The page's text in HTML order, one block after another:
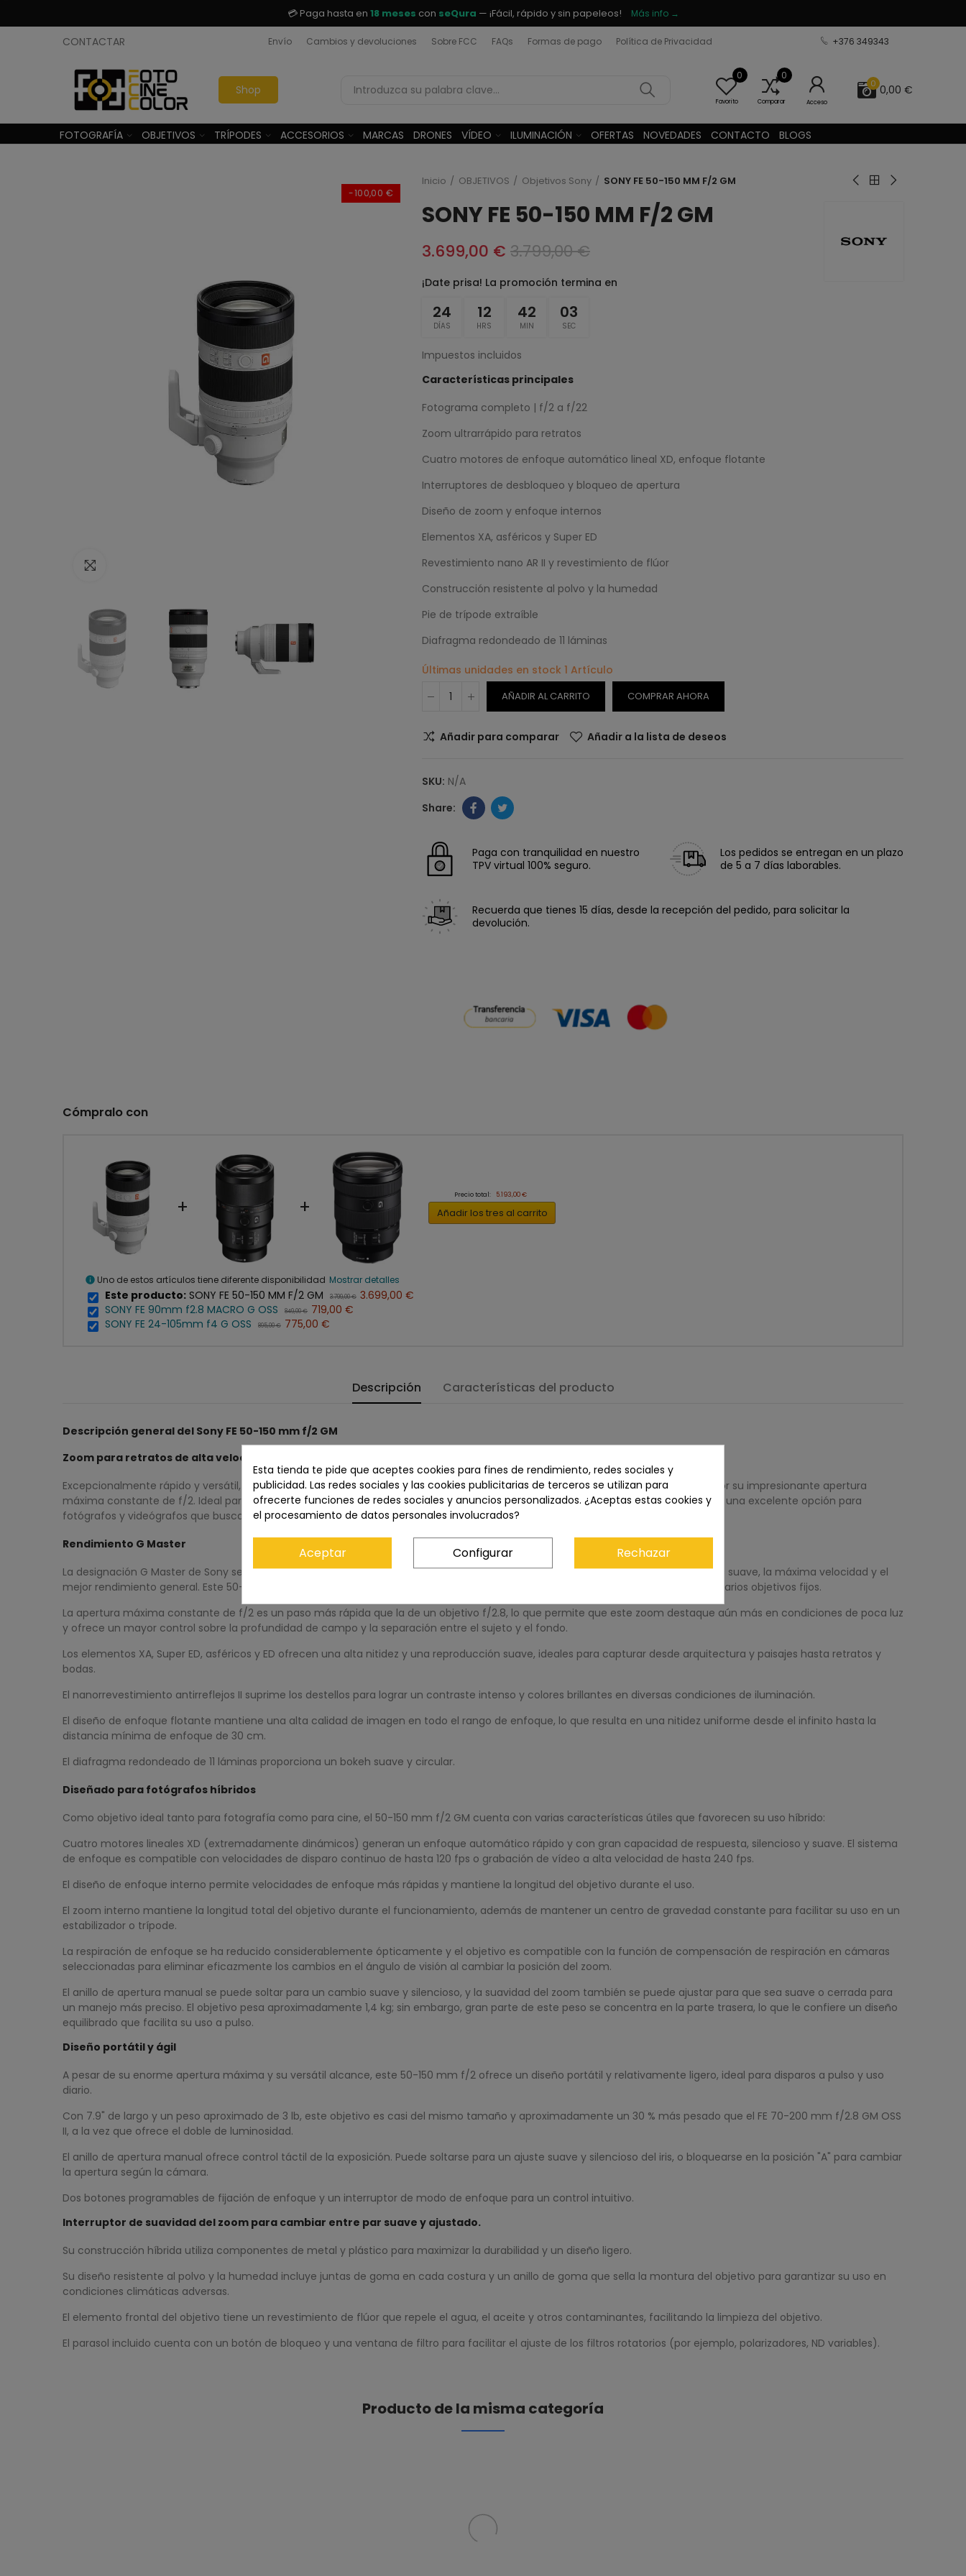
💳 Paga hasta en 18 meses con seQura — ¡Fácil, rápido y sin papeleos! Más info →
CONTACTAR Envío Cambios y devoluciones Sobre FCC FAQs Formas de pago Política de Privacidad +376 349343
Shop
0
Favorito
0
Comparar Acceso
0 0,00 €
FOTOGRAFÍA OBJETIVOS TRÍPODES ACCESORIOS MARCAS DRONES VÍDEO ILUMINACIÓN OFERTAS NOVEDADES CONTACTO BLOGS
-100,00 €
Inicio OBJETIVOS Objetivos Sony SONY FE 50-150 MM F/2 GM
SONY FE 50-150 MM F/2 GM
3.699,00 € 3.799,00 €
¡Date prisa! La promoción termina en
24
DÍAS
12
HRS
42
MIN
03
SEC
Impuestos incluidos
Características principales
Fotograma completo | f/2 a f/22
Zoom ultrarrápido para retratos
Cuatro motores de enfoque automático lineal XD, enfoque flotante
Interruptores de desbloqueo y bloqueo de apertura
Diseño de zoom y enfoque internos
Elementos XA, asféricos y Super ED
Revestimiento nano AR II y revestimiento de flúor
Construcción resistente al polvo y la humedad
Pie de trípode extraíble
Diafragma redondeado de 11 láminas
Últimas unidades en stock 1 Artículo
AÑADIR AL CARRITO COMPRAR AHORA
Añadir para comparar Añadir a la lista de deseos
SKU: N/A
Paga con tranquilidad en nuestro
TPV virtual 100% seguro.
Los pedidos se entregan en un plazo
de 5 a 7 días laborables.
Recuerda que tienes 15 días, desde la recepción del pedido, para solicitar la
devolución.
Cómpralo con
+ +
Precio total: 5.193,00 €
Añadir los tres al carrito
info Uno de estos artículos tiene diferente disponibilidad Mostrar detalles
Este producto: SONY FE 50-150 MM F/2 GM 3.799,00 € 3.699,00 €
SONY FE 90mm f2.8 MACRO G OSS
849,00 € 719,00 €
SONY FE 24-105mm f4 G OSS
895,00 € 775,00 €
Descripción Características del producto
Descripción general del Sony FE 50-150 mm f/2 GM
Zoom para retratos de alta velocidad
Excepcionalmente rápido y versátil, el FE 50-150 mm f/2 GM de Sony es un teleobjetivo zoom de normal a corto que se distingue por su impresionante apertura
máxima constante de f/2. Ideal para retratos, bodas, eventos y deportes en interiores y a corta distancia, este objetivo también es una excelente opción para
fotógrafos y videógrafos que buscan reemplazar varios objetivos fijos por un único zoom rápido sin sacrificar la velocidad.
Rendimiento G Master
La designación G Master de Sony se reserva para sus ópticas de mayor rendimiento: las que ofrecen la mayor nitidez, el bokeh más suave, la máxima velocidad y el
mejor rendimiento general. Este 50-150 mm f/2 cumple con todos estos requisitos, ya que se propone ser un sustituto único para varios objetivos fijos.
La apertura máxima constante de f/2 es un paso más rápida que la de un objetivo f/2.8, lo que permite que este zoom destaque aún más en condiciones de poca luz
y ofrece un mayor control sobre la profundidad de campo y la separación entre el sujeto y el fondo.
Los elementos XA, Super ED, asféricos y ED ofrecen una alta nitidez y una reproducción suave, ideales para capturar desde arquitectura y paisajes hasta retratos y
bodas.
El nanorrevestimiento antirreflejos II suprime los destellos para lograr un contraste intenso y colores brillantes en diversas condiciones de iluminación.
El diseño de enfoque flotante mantiene una alta calidad de imagen en todo el rango de enfoque, lo que resulta en una nitidez uniforme desde el infinito hasta la
distancia mínima de enfoque de 30 cm.
El diafragma redondeado de 11 láminas proporciona un bokeh suave y circular.
Diseñado para fotógrafos híbridos
Como objetivo ideal tanto para fotografía como para cine, el 50-150 mm f/2 GM cuenta con varias características útiles que favorecen su uso híbrido:
Cuatro motores lineales XD (extremadamente dinámicos) generan un enfoque automático rápido y con gran capacidad de respuesta, silencioso y suave. El sistema
de enfoque es compatible con velocidades de disparo continuo de hasta 120 fps o grabación de vídeo a alta velocidad de hasta 240 fps.
El diseño de enfoque interno permite velocidades de enfoque más rápidas y mantiene la longitud del objetivo durante el uso.
El zoom interno mantiene la longitud total del objetivo durante el funcionamiento, además de mantener un centro de gravedad constante para facilitar su uso en un
estabilizador o trípode.
La respiración de enfoque se ha reducido considerablemente ópticamente y el objetivo es compatible con la función de compensación de respiración en cámaras
seleccionadas para eliminar eficazmente los cambios en el ángulo de visión al cambiar la posición del zoom.
El anillo de apertura manual se puede soltar para un cambio suave y silencioso, y la suavidad del zoom también se puede ajustar para que sea suave o cerrada para
un manejo más preciso. El objetivo pesa aproximadamente 1,4 kg; sin embargo, gran parte de este peso se concentra en la parte trasera, lo que le confiere un diseño
equilibrado que facilita su uso a pulso.
Diseño portátil y ágil
A pesar de su enorme apertura máxima y su versátil alcance, este 50-150 mm f/2 ofrece un diseño portátil y relativamente ligero, ideal para disparos a pulso y uso
diario.
Con 7.9" de largo y un peso aproximado de 3 lb, este objetivo es casi del mismo tamaño y aproximadamente un 30 % más pesado que el FE 70-200 mm f/2.8 GM OSS
II, a la vez que ofrece el doble de luminosidad.
El anillo de apertura manual ofrece control táctil de la exposición. Puede soltarse para un ajuste suave y silencioso del iris, o bloquearse en la posición "A" para cambiar
la apertura según la cámara.
Dos botones programables de fijación de enfoque y un interruptor de modo de enfoque para un control intuitivo.
Interruptor de suavidad del zoom para cambiar entre par suave y ajustado.
Su construcción híbrida utiliza componentes de metal y plástico para maximizar la durabilidad y un diseño ligero.
Su diseño resistente al polvo y la humedad incluye juntas de goma en cada costura y un anillo de goma que sella la montura del objetivo para garantizar su uso en
condiciones climáticas adversas.
El elemento frontal del objetivo tiene un revestimiento de flúor que repele el agua, el aceite y otros contaminantes, facilitando la limpieza del objetivo.
El parasol incluido cuenta con un botón de bloqueo y una ventana de filtro para facilitar el ajuste de los filtros rotatorios (por ejemplo, polarizadores, ND variables).
Producto de la misma categoría
Esta tienda te pide que aceptes cookies para fines de rendimiento, redes sociales y
publicidad. Las redes sociales y las cookies publicitarias de terceros se utilizan para
ofrecerte funciones de redes sociales y anuncios personalizados. ¿Aceptas estas cookies y
el procesamiento de datos personales involucrados?
Aceptar Configurar Rechazar